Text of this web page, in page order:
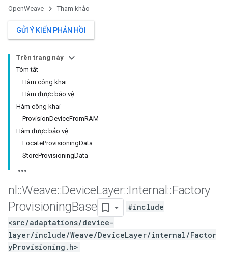
OpenWeave Tham khảo
GỬI Ý KIẾN PHẢN HỒI
Trên trang này
Tóm tắt
Hàm công khai
Hàm được bảo vệ
Hàm công khai
ProvisionDeviceFromRAM
Hàm được bảo vệ
LocateProvisioningData
StoreProvisioningData
nl ::Weave::DeviceLayer::Internal ::Factory
ProvisioningBase
#include
<src/adaptations/device-
layer/include/Weave/DeviceLayer/internal/Factor
yProvisioning.h>